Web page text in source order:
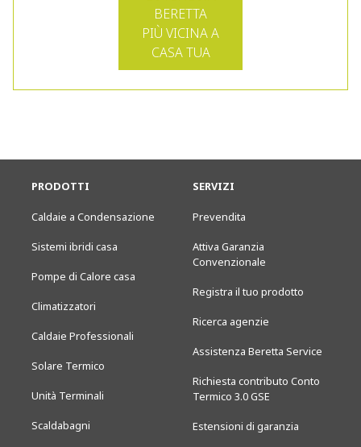
BERETTA
PIÙ VICINA A
CASA TUA
PRODOTTI
Caldaie a Condensazione
Sistemi ibridi casa
Pompe di Calore casa
Climatizzatori
Caldaie Professionali
Solare Termico
Unità Terminali
Scaldabagni
SERVIZI
Prevendita
Attiva Garanzia
Convenzionale
Registra il tuo prodotto
Ricerca agenzie
Assistenza Beretta Service
Richiesta contributo Conto
Termico 3.0 GSE
Estensioni di garanzia